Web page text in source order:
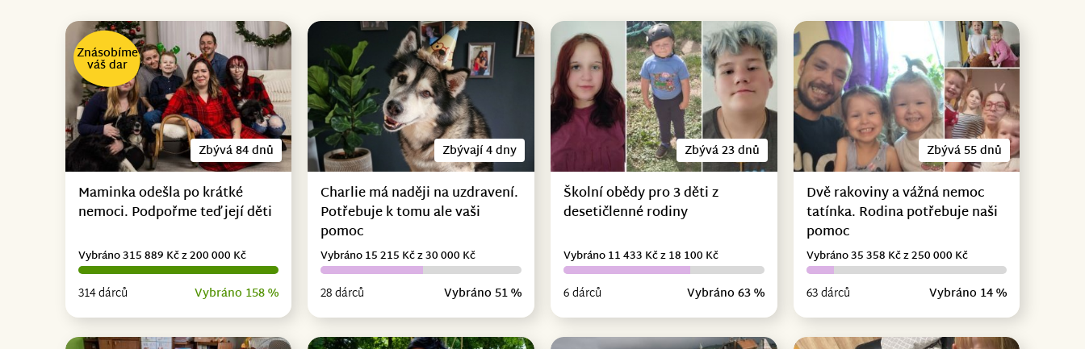
Zbývá 84 dnů
Znásobíme
váš dar
Maminka odešla po krátké
nemoci. Podpořme teď její děti
314 dárců Vybráno 158 %
Vybráno 315 889 Kč z 200 000 Kč
Zbývají 4 dny
Charlie má naději na uzdravení.
Potřebuje k tomu ale vaši
pomoc
28 dárců Vybráno 51 %
Vybráno 15 215 Kč z 30 000 Kč
Zbývá 23 dnů
Školní obědy pro 3 děti z
desetičlenné rodiny
6 dárců Vybráno 63 %
Vybráno 11 433 Kč z 18 100 Kč
Zbývá 55 dnů
Dvě rakoviny a vážná nemoc
tatínka. Rodina potřebuje naši
pomoc
63 dárců Vybráno 14 %
Vybráno 35 358 Kč z 250 000 Kč